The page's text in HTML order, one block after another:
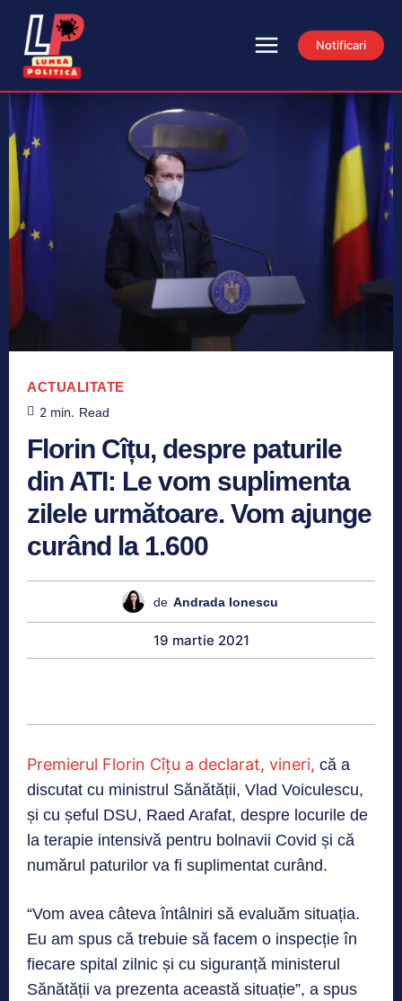
Notificari
ACTUALITATE
2 min. Read
Florin Cîțu, despre paturile
din ATI: Le vom suplimenta
zilele următoare. Vom ajunge
curând la 1.600
de Andrada Ionescu
19 martie 2021
Premierul Florin Cîțu a declarat, vineri, că a
discutat cu ministrul Sănătății, Vlad Voiculescu,
și cu șeful DSU, Raed Arafat, despre locurile de
la terapie intensivă pentru bolnavii Covid și că
numărul paturilor va fi suplimentat curând.
“Vom avea câteva întâlniri să evaluăm situația.
Eu am spus că trebuie să facem o inspecție în
fiecare spital zilnic și cu siguranță ministerul
Sănătății va prezenta această situație”, a spus